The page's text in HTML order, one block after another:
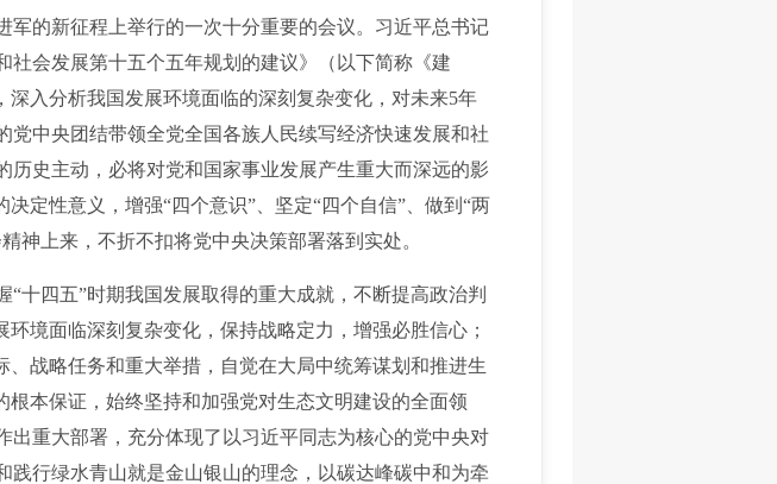
的新征程上举行的一次十分重要的会议。习近平总书记
会发展第十五个五年规划的建议》（以下简称《建
入分析我国发展环境面临的深刻复杂变化，对未来5年
中央团结带领全党全国各族人民续写经济快速发展和社
史主动，必将对党和国家事业发展产生重大而深远的影
定性意义，增强“四个意识”、坚定“四个自信”、做到“两
神上来，不折不扣将党中央决策部署落到实处。
四五”时期我国发展取得的重大成就，不断提高政治判
境面临深刻复杂变化，保持战略定力，增强必胜信心；
战略任务和重大举措，自觉在大局中统筹谋划和推进生
本保证，始终坚持和加强党对生态文明建设的全面领
重大部署，充分体现了以习近平同志为核心的党中央对
行绿水青山就是金山银山的理念，以碳达峰碳中和为牵